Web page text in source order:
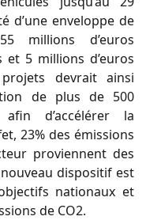
d’une enveloppe de
millions d’euros
5 millions d’euros
devrait ainsi
de plus de 500
d’accélérer la
23% des émissions
proviennent des
dispositif est
nationaux et
de CO2.